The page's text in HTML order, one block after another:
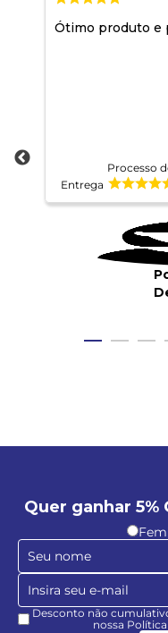
Ótimo produto e
Processo
Entrega
Quer ganhar 5%
Desconto não
nossa